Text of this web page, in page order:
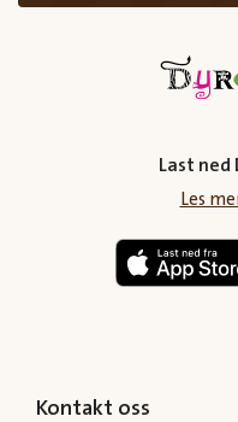
Last ned
Les
Kontakt oss